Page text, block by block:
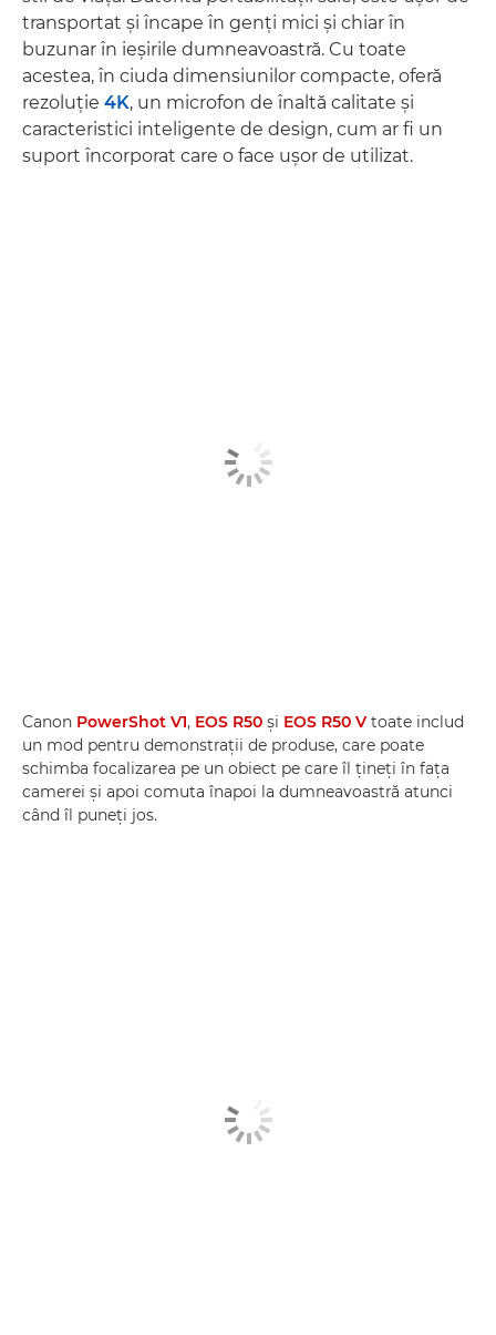
transportat şi încape în genţi mici şi chiar în
buzunar în ieşirile dumneavoastră. Cu toate
acestea, în ciuda dimensiunilor compacte, oferă
rezoluţie 4K, un microfon de înaltă calitate şi
caracteristici inteligente de design, cum ar fi un
suport încorporat care o face uşor de utilizat.
Canon PowerShot V1, EOS R50 şi EOS R50 V toate includ
un mod pentru demonstraţii de produse, care poate
schimba focalizarea pe un obiect pe care îl ţineţi în faţa
camerei şi apoi comuta înapoi la dumneavoastră atunci
când îl puneţi jos.